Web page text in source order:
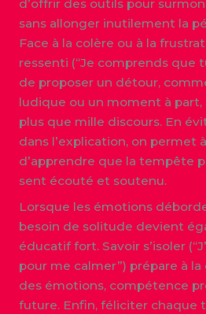
d’offrir des outils pour
sans allonger inutilement la
Face à la colère ou à la
ressenti (“Je comprends que
de proposer un détour,
ludique ou un moment à part,
plus que mille discours. En
dans l’explication, on permet
d’apprendre que la tempête
sent écouté et soutenu.
Lorsque les émotions
besoin de solitude devient
éducatif fort. Savoir s’isoler
pour me calmer”) prépare à
des émotions, compétence
future. Enfin, féliciter chaque